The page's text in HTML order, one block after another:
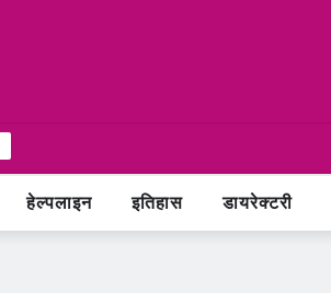
हेल्पलाइन इतिहास डायरेक्टरी